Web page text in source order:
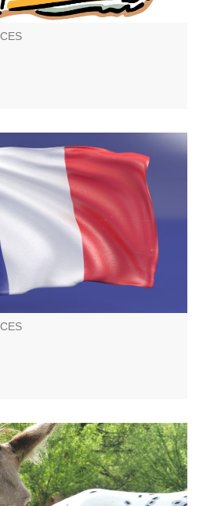
et de chèvre fabriqués à
de saponification à froid.